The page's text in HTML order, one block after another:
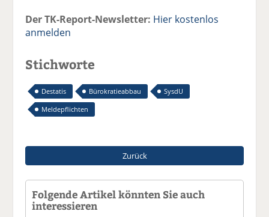
Der TK-Report-Newsletter: Hier kostenlos
anmelden
Stichworte
Destatis Bürokratieabbau
SysdU
Meldepflichten
Zurück
Folgende Artikel könnten Sie auch
interessieren